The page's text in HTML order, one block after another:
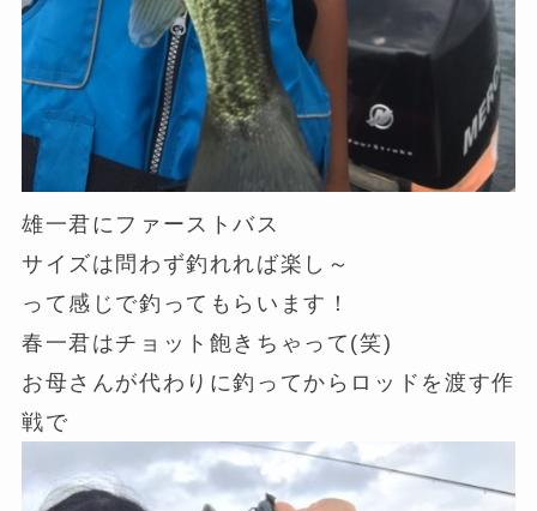
雄一君にファーストバス
サイズは問わず釣れれば楽し～
って感じで釣ってもらいます！
春一君はチョット飽きちゃって(笑)
お母さんが代わりに釣ってからロッドを渡す作
戦で